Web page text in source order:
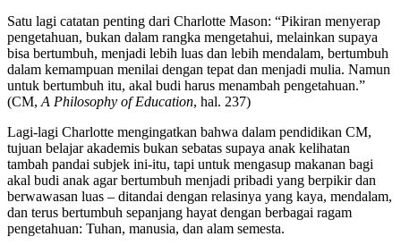
Satu lagi catatan penting dari Charlotte Mason: “Pikiran menyerap
pengetahuan, bukan dalam rangka mengetahui, melainkan supaya
bisa bertumbuh, menjadi lebih luas dan lebih mendalam, bertumbuh
dalam kemampuan menilai dengan tepat dan menjadi mulia. Namun
untuk bertumbuh itu, akal budi harus menambah pengetahuan.”
(CM, A Philosophy of Education, hal. 237)
Lagi-lagi Charlotte mengingatkan bahwa dalam pendidikan CM,
tujuan belajar akademis bukan sebatas supaya anak kelihatan
tambah pandai subjek ini-itu, tapi untuk mengasup makanan bagi
akal budi anak agar bertumbuh menjadi pribadi yang berpikir dan
berwawasan luas – ditandai dengan relasinya yang kaya, mendalam,
dan terus bertumbuh sepanjang hayat dengan berbagai ragam
pengetahuan: Tuhan, manusia, dan alam semesta.